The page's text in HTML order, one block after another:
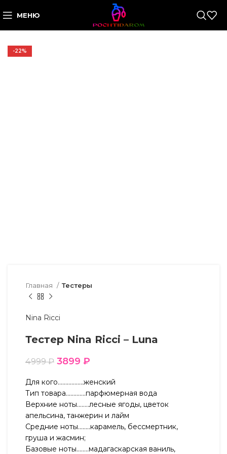
МЕНЮ
-22%
Главная Тестеры
Nina Ricci
Тестер Nina Ricci – Luna
4999₽ 3899 ₽
Для кого……………..женский
Тип товара………….парфюмерная вода
Верхние ноты……..лесные ягоды, цветок
апельсина, танжерин и лайм
Средние ноты……..карамель, бессмертник,
груша и жасмин;
Базовые ноты……..мадагаскарская ваниль,